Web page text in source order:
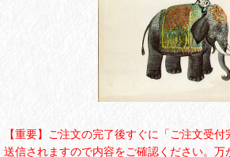
【重要】ご注文の完了後すぐに「ご注文受
送信されますので内容をご確認ください。万